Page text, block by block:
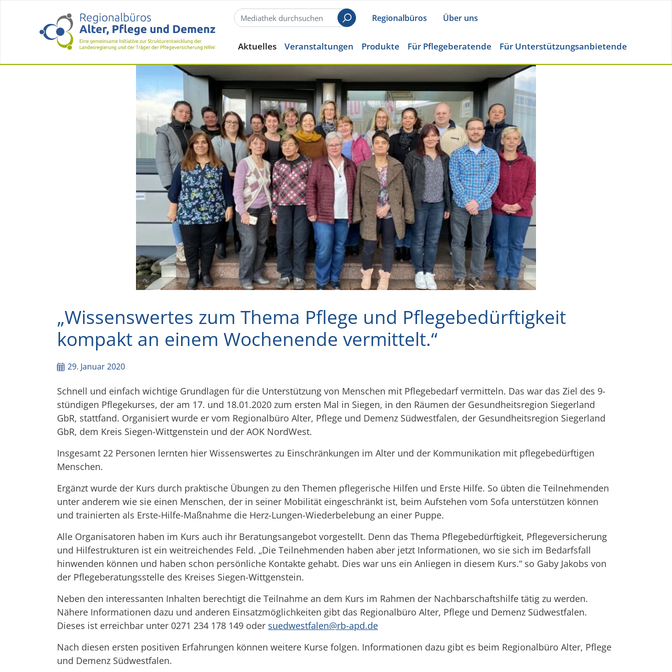
SuchenRegionalbüros Über uns
Aktuelles Veranstaltungen Produkte Für Pflegeberatende Für Unterstützungsanbietende
„Wissenswertes zum Thema Pflege und Pflegebedürftigkeit
kompakt an einem Wochenende vermittelt.“
29. Januar 2020
Schnell und einfach wichtige Grundlagen für die Unterstützung von Menschen mit Pflegebedarf vermitteln. Das war das Ziel des 9-
stündigen Pflegekurses, der am 17. und 18.01.2020 zum ersten Mal in Siegen, in den Räumen der Gesundheitsregion Siegerland
GbR, stattfand. Organisiert wurde er vom Regionalbüro Alter, Pflege und Demenz Südwestfalen, der Gesundheitsregion Siegerland
GbR, dem Kreis Siegen-Wittgenstein und der AOK NordWest.
Insgesamt 22 Personen lernten hier Wissenswertes zu Einschränkungen im Alter und der Kommunikation mit pflegebedürftigen
Menschen.
Ergänzt wurde der Kurs durch praktische Übungen zu den Themen pflegerische Hilfen und Erste Hilfe. So übten die Teilnehmenden
unter anderem wie sie einen Menschen, der in seiner Mobilität eingeschränkt ist, beim Aufstehen vom Sofa unterstützen können
und trainierten als Erste-Hilfe-Maßnahme die Herz-Lungen-Wiederbelebung an einer Puppe.
Alle Organisatoren haben im Kurs auch ihr Beratungsangebot vorgestellt. Denn das Thema Pflegebedürftigkeit, Pflegeversicherung
und Hilfestrukturen ist ein weitreichendes Feld. „Die Teilnehmenden haben aber jetzt Informationen, wo sie sich im Bedarfsfall
hinwenden können und haben schon persönliche Kontakte gehabt. Dies war uns ein Anliegen in diesem Kurs.“ so Gaby Jakobs von
der Pflegeberatungsstelle des Kreises Siegen-Wittgenstein.
Neben den interessanten Inhalten berechtigt die Teilnahme an dem Kurs im Rahmen der Nachbarschaftshilfe tätig zu werden.
Nähere Informationen dazu und anderen Einsatzmöglichkeiten gibt das Regionalbüro Alter, Pflege und Demenz Südwestfalen.
Dieses ist erreichbar unter 0271 234 178 149 oder suedwestfalen@rb-apd.de
Nach diesen ersten positiven Erfahrungen können weitere Kurse folgen. Informationen dazu gibt es beim Regionalbüro Alter, Pflege
und Demenz Südwestfalen.